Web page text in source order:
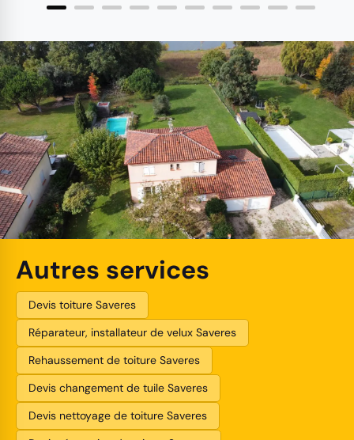
Autres services
Devis toiture Saveres
Réparateur, installateur de velux Saveres
Rehaussement de toiture Saveres
Devis changement de tuile Saveres
Devis nettoyage de toiture Saveres